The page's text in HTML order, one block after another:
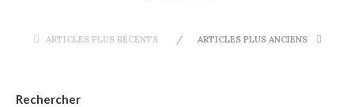
ARTICLES PLUS RÉCENTS ARTICLES PLUS ANCIENS
Rechercher